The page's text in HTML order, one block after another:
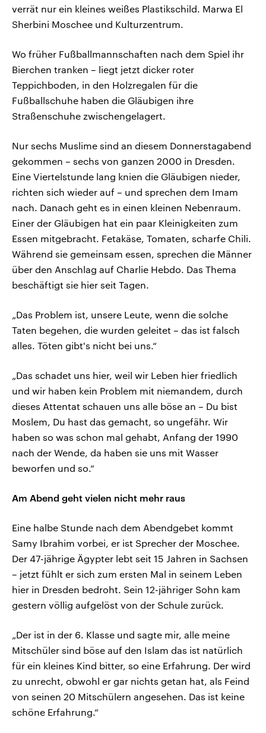
verrät nur ein kleines weißes Plastikschild. Marwa El
Sherbini Moschee und Kulturzentrum.
Wo früher Fußballmannschaften nach dem Spiel ihr
Bierchen tranken – liegt jetzt dicker roter
Teppichboden, in den Holzregalen für die
Fußballschuhe haben die Gläubigen ihre
Straßenschuhe zwischengelagert.
Nur sechs Muslime sind an diesem Donnerstagabend
gekommen – sechs von ganzen 2000 in Dresden.
Eine Viertelstunde lang knien die Gläubigen nieder,
richten sich wieder auf – und sprechen dem Imam
nach. Danach geht es in einen kleinen Nebenraum.
Einer der Gläubigen hat ein paar Kleinigkeiten zum
Essen mitgebracht. Fetakäse, Tomaten, scharfe Chili.
Während sie gemeinsam essen, sprechen die Männer
über den Anschlag auf Charlie Hebdo. Das Thema
beschäftigt sie hier seit Tagen.
„Das Problem ist, unsere Leute, wenn die solche
Taten begehen, die wurden geleitet – das ist falsch
alles. Töten gibt's nicht bei uns.“
„Das schadet uns hier, weil wir Leben hier friedlich
und wir haben kein Problem mit niemandem, durch
dieses Attentat schauen uns alle böse an – Du bist
Moslem, Du hast das gemacht, so ungefähr. Wir
haben so was schon mal gehabt, Anfang der 1990
nach der Wende, da haben sie uns mit Wasser
beworfen und so.“
Am Abend geht vielen nicht mehr raus
Eine halbe Stunde nach dem Abendgebet kommt
Samy Ibrahim vorbei, er ist Sprecher der Moschee.
Der 47-jährige Ägypter lebt seit 15 Jahren in Sachsen
– jetzt fühlt er sich zum ersten Mal in seinem Leben
hier in Dresden bedroht. Sein 12-jähriger Sohn kam
gestern völlig aufgelöst von der Schule zurück.
„Der ist in der 6. Klasse und sagte mir, alle meine
Mitschüler sind böse auf den Islam das ist natürlich
für ein kleines Kind bitter, so eine Erfahrung. Der wird
zu unrecht, obwohl er gar nichts getan hat, als Feind
von seinen 20 Mitschülern angesehen. Das ist keine
schöne Erfahrung.“